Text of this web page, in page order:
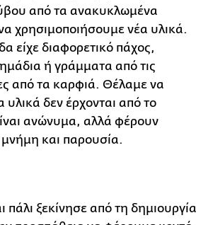
από τα ανακυκλωμένα
χρησιμοποιήσουμε νέα υλικά.
είχε διαφορετικό πάχος,
ή γράμματα από τις
από τα καρφιά. Θέλαμε να
υλικά δεν έρχονται από το
ανώνυμα, αλλά φέρουν
μνήμη και παρουσία.
πάλι ξεκίνησε από τη δημιουργία